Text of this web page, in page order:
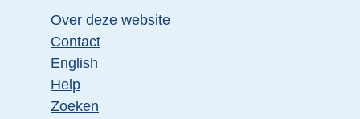
Over deze website
Contact
English
Help
Zoeken